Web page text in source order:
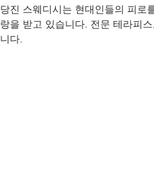
당진 스웨디시는 현대인들의 피로
랑을 받고 있습니다. 전문 테라피
니다.